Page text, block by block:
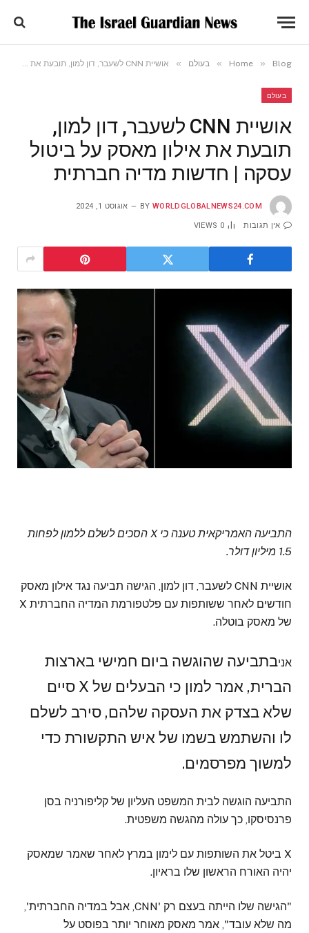
Home » Blog
» בעולם » אושיית CNN לשעבר, דון למון, תובעת את אילון מאסק על ביטול עסקה | חדשות מדיה חברתית
בעולם
אושיית CNN לשעבר, דון למון,
תובעת את אילון מאסק על ביטול
עסקה | חדשות מדיה חברתית
BY WORLDGLOBALNEWS24.COM אוגוסט 1, 2024
אין תגובות 0
VIEWS
התביעה האמריקאית טענה כי X הסכים לשלם ללמון לפחות
1.5 מיליון דולר.
אושיית CNN לשעבר, דון למון, הגישה תביעה נגד אילון מאסק
חודשים לאחר ששותפות עם פלטפורמת המדיה החברתית X
של מאסק בוטלה.
אניבתביעה שהוגשה ביום חמישי בארצות
הברית, אמר למון כי הבעלים של X סיים
שלא בצדק את העסקה שלהם, סירב לשלם
לו והשתמש בשמו של איש התקשורת כדי
למשוך מפרסמים.
התביעה הוגשה לבית המשפט העליון של קליפורניה בסן
פרנסיסקו, כך עולה מהגשה משפטית.
X ביטל את השותפות עם לימון במרץ לאחר שאמר שמאסק
יהיה האורח הראשון שלו בראיון.
"הגישה שלו הייתה בעצם רק 'CNN, אבל במדיה החברתית',
מה שלא עובד", אמר מאסק מאוחר יותר בפוסט על